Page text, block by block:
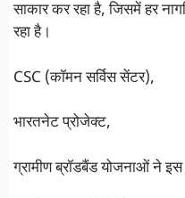
साकार कर रहा है, जिसमें हर
रहा है।
CSC (कॉमन सर्विस सेंटर),
भारतनेट प्रोजेक्ट,
ग्रामीण ब्रॉडबैंड योजनाओं ने